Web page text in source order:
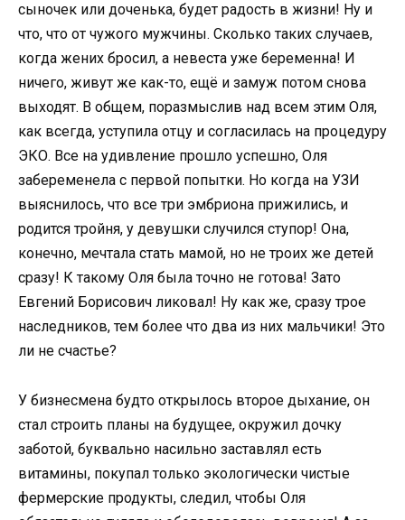
сыночек или доченька, будет радость в жизни! Ну и
что, что от чужого мужчины. Сколько таких случаев,
когда жених бросил, а невеста уже беременна! И
ничего, живут же как-то, ещё и замуж потом снова
выходят. В общем, поразмыслив над всем этим Оля,
как всегда, уступила отцу и согласилась на процедуру
ЭКО. Все на удивление прошло успешно, Оля
забеременела с первой попытки. Но когда на УЗИ
выяснилось, что все три эмбриона прижились, и
родится тройня, у девушки случился ступор! Она,
конечно, мечтала стать мамой, но не троих же детей
сразу! К такому Оля была точно не готова! Зато
Евгений Борисович ликовал! Ну как же, сразу трое
наследников, тем более что два из них мальчики! Это
ли не счастье?
У бизнесмена будто открылось второе дыхание, он
стал строить планы на будущее, окружил дочку
заботой, буквально насильно заставлял есть
витамины, покупал только экологически чистые
фермерские продукты, следил, чтобы Оля